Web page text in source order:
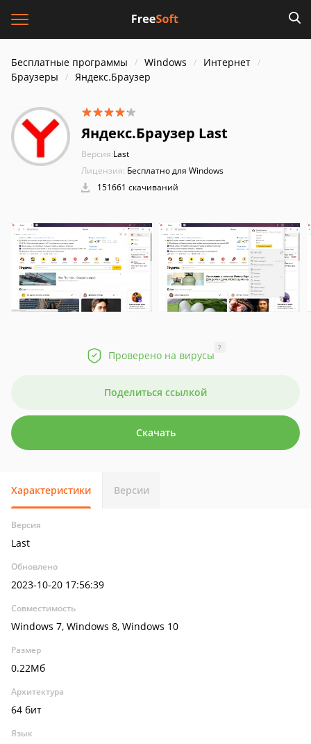
Бесплатные программы Windows
Интернет
Браузеры
Яндекс.Браузер
Яндекс.Браузер Last
Версия:Last
Лицензия: Бесплатно для Windows
151661 скачиваний
Проверено на вирусы
?
Поделиться ссылкой
Скачать
Характеристики Версии
Версия
Last
Обновлено
2023-10-20 17:56:39
Совместимость
Windows 7, Windows 8, Windows 10
Размер
0.22Мб
Архитектура
64 бит
Язык